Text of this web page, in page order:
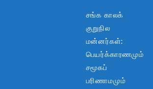
சங்க காலக்
குறுநில
மன்னர்கள்:
பெயர்க்காரணமும்
சமூகப்
பரிணாமமும்